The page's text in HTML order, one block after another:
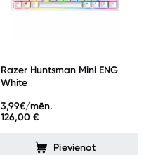
Razer Huntsman Mini ENG
White
126,00 €
3,99€/mēn.
Pievienot